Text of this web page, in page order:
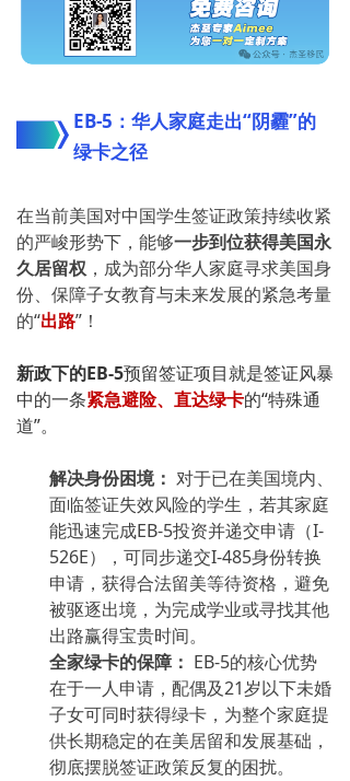
EB-5：华人家庭走出“阴霾”的
绿卡之径
在当前美国对中国学生签证政策持续收紧
的严峻形势下，能够一步到位获得美国永
久居留权，成为部分华人家庭寻求美国身
份、保障子女教育与未来发展的紧急考量
的“出路”！
新政下的EB-5预留签证项目就是签证风暴
中的一条紧急避险、直达绿卡的“特殊通
道”。
解决身份困境： 对于已在美国境内、
面临签证失效风险的学生，若其家庭
能迅速完成EB-5投资并递交申请（I-
526E），可同步递交I-485身份转换
申请，获得合法留美等待资格，避免
被驱逐出境，为完成学业或寻找其他
出路赢得宝贵时间。
全家绿卡的保障： EB-5的核心优势
在于一人申请，配偶及21岁以下未婚
子女可同时获得绿卡，为整个家庭提
供长期稳定的在美居留和发展基础，
彻底摆脱签证政策反复的困扰。